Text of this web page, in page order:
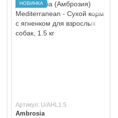
НОВИНКА
Артикул: U/AHL1.5
Ambrosia